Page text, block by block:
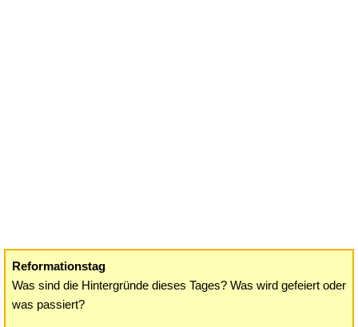
Reformationstag
Was sind die Hintergründe dieses Tages? Was wird gefeiert oder
was passiert?